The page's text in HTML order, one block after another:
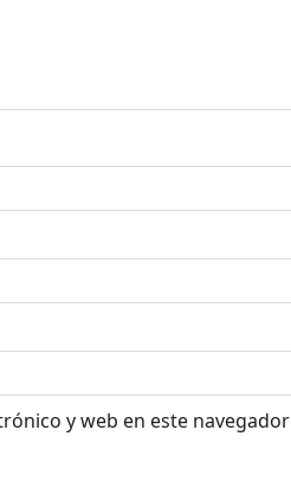
y web en este